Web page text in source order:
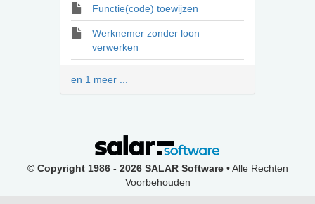
Functie(code) toewijzen
Werknemer zonder loon
verwerken
en 1 meer ...
© Copyright 1986 - 2026 SALAR Software • Alle Rechten
Voorbehouden